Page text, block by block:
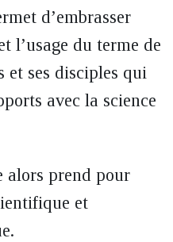
d’embrasser
l’usage du terme de
et ses disciples qui
avec la science
alors prend pour
et